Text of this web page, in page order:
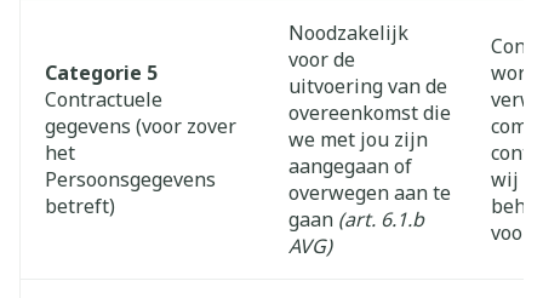
Categorie 5
Contractuele
gegevens (voor zover
het
Persoonsgegevens
betreft)
Noodzakelijk
voor de
uitvoering van de
overeenkomst die
we met jou zijn
aangegaan of
overwegen aan te
gaan (art. 6.1.b
AVG)
wij
voor